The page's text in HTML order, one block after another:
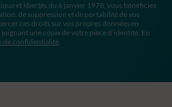
et libertés du 6 janvier 1978, vous bénéficiez
de suppression et de portabilité de vos
ces droits sur vos propres données en
joignant une copie de votre pièce d’identité. En
de confidentialité.